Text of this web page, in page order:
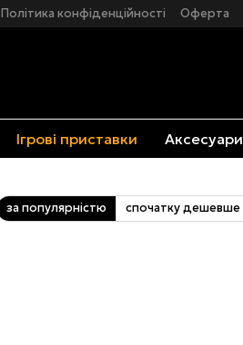
Політика конфіденційності
Оферта
Ігрові приставки Аксесуари
за популярністю спочатку дешевше